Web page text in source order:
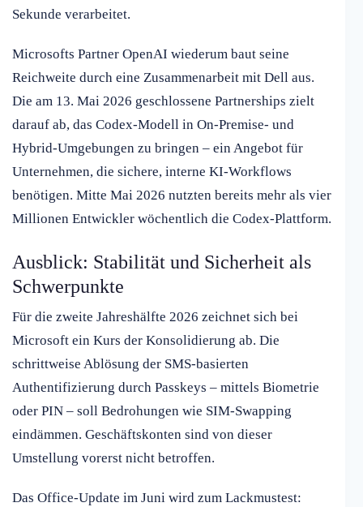
Sekunde verarbeitet.
Microsofts Partner OpenAI wiederum baut seine
Reichweite durch eine Zusammenarbeit mit Dell aus.
Die am 13. Mai 2026 geschlossene Partnerships zielt
darauf ab, das Codex-Modell in On-Premise- und
Hybrid-Umgebungen zu bringen – ein Angebot für
Unternehmen, die sichere, interne KI-Workflows
benötigen. Mitte Mai 2026 nutzten bereits mehr als vier
Millionen Entwickler wöchentlich die Codex-Plattform.
Ausblick: Stabilität und Sicherheit als
Schwerpunkte
Für die zweite Jahreshälfte 2026 zeichnet sich bei
Microsoft ein Kurs der Konsolidierung ab. Die
schrittweise Ablösung der SMS-basierten
Authentifizierung durch Passkeys – mittels Biometrie
oder PIN – soll Bedrohungen wie SIM-Swapping
eindämmen. Geschäftskonten sind von dieser
Umstellung vorerst nicht betroffen.
Das Office-Update im Juni wird zum Lackmustest: